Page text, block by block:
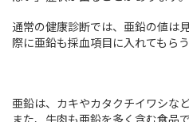
通常の健康診断では、亜鉛の値は
際に亜鉛も採血項目に入れてもら
亜鉛は、カキやカタクチイワシな
また、牛肉も亜鉛を多く含む食品で